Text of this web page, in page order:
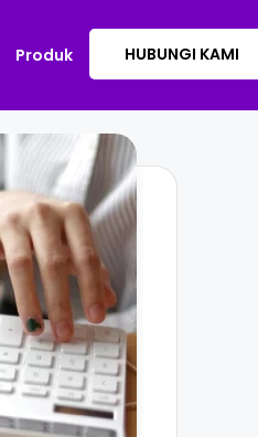
Produk HUBUNGI KAMI